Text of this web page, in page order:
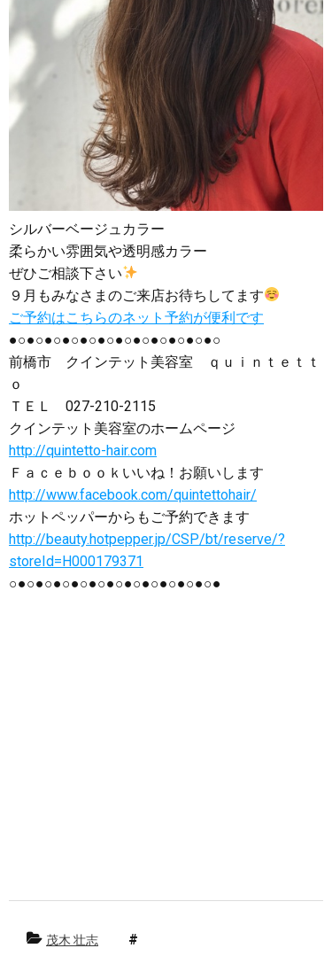
シルバーベージュカラー
柔らかい雰囲気や透明感カラー
ぜひご相談下さい
９月もみなさまのご来店お待ちしてます
ご予約はこちらのネット予約が便利です
●○●○●○●○●○●○●○●○●○●○●○●○
前橋市 クインテット美容室 ｑｕｉｎｔｅｔｔ
ｏ
ＴＥＬ 027-210-2115
クインテット美容室のホームページ
http://quintetto-hair.com
Ｆａｃｅｂｏｏｋいいね！お願いします
http://www.facebook.com/quintettohair/
ホットペッパーからもご予約できます
http://beauty.hotpepper.jp/CSP/bt/reserve/?
storeId=H000179371
○●○●○●○●○●○●○●○●○●○●○●○●
茂木 壮志